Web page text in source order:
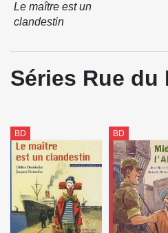
Le maître est un
clandestin
Séries Rue du
BD BD